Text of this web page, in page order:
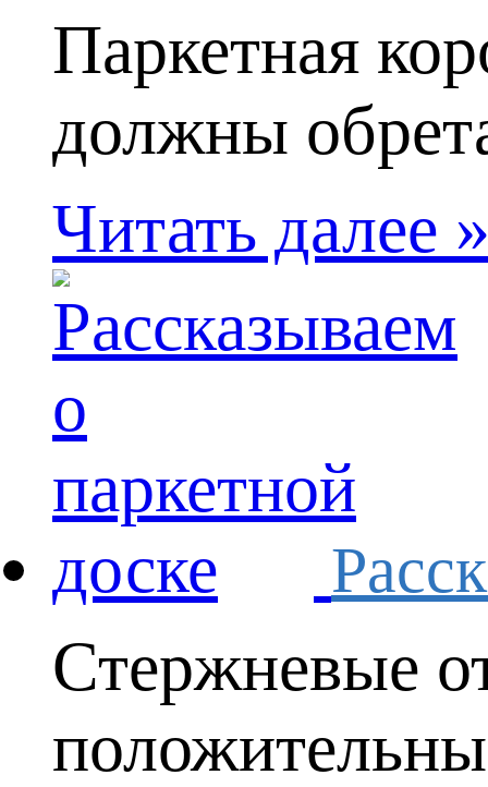
Паркетная
должны
Читать далее
Стержневые